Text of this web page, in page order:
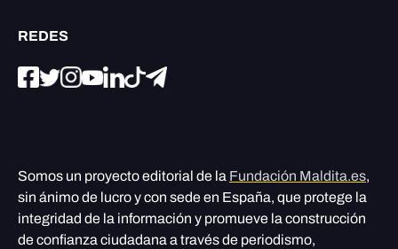
REDES
Somos un proyecto editorial de la Fundación Maldita.es,
sin ánimo de lucro y con sede en España, que protege la
integridad de la información y promueve la construcción
de confianza ciudadana a través de periodismo,